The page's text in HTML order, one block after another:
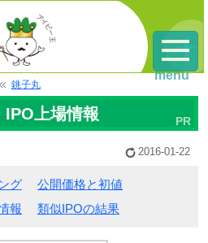
銚子丸
IPO上場情報
2016-01-22
グ
公開価格と初値
報 類似IPOの結果
menu